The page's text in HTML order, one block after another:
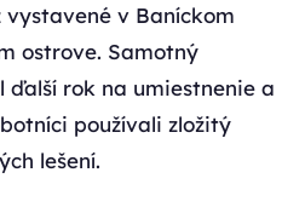
v Baníckom
ostrove. Samotný
rok na umiestnenie a
používali zložitý
lešení.